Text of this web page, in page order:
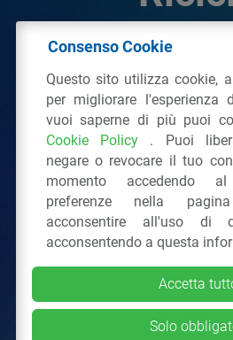
Plastiche da
C.F.
Via San Vittore 36
Tel.: 02
Tutti i diritti riservati
Consenso Cookie
Questo sito utilizza cookie,
per migliorare l'esperienza
vuoi saperne di più puoi
Cookie Policy . Puoi
negare o revocare il tuo
momento accedendo
preferenze nella
acconsentire all'uso di
acconsentendo a questa
Accetta
Solo